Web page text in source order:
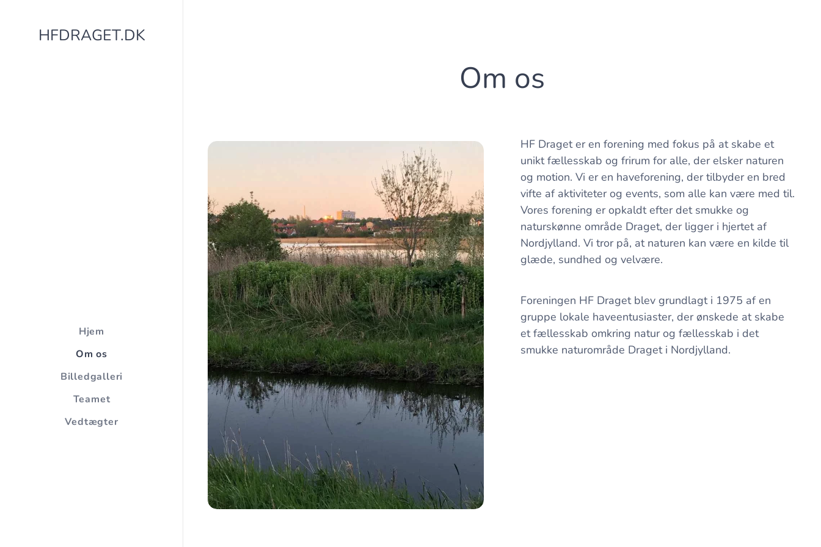
HFDRAGET.DK
Hjem
Om os
Billedgalleri
Teamet
Vedtægter
Om os
HF Draget er en forening med fokus på at skabe et
unikt fællesskab og frirum for alle, der elsker naturen
og motion. Vi er en haveforening, der tilbyder en bred
vifte af aktiviteter og events, som alle kan være med til.
Vores forening er opkaldt efter det smukke og
naturskønne område Draget, der ligger i hjertet af
Nordjylland. Vi tror på, at naturen kan være en kilde til
glæde, sundhed og velvære.
Foreningen HF Draget blev grundlagt i 1975 af en
gruppe lokale haveentusiaster, der ønskede at skabe
et fællesskab omkring natur og fællesskab i det
smukke naturområde Draget i Nordjylland.